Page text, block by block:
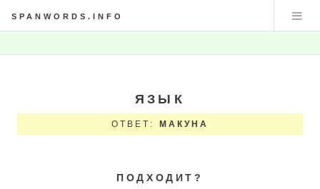
SPANWORDS.INFO
ЯЗЫК
ОТВЕТ: МАКУНА
ПОДХОДИТ?